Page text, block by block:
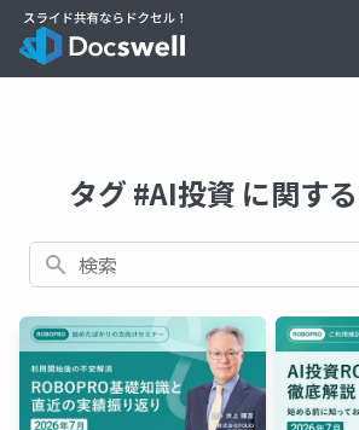
タグ #AI投資 に関す
検索